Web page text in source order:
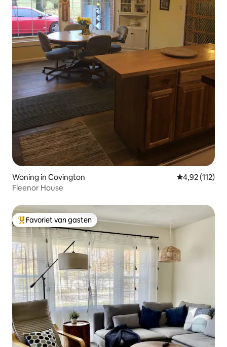
Woning in Covington Gemiddelde
4,92 (112)
Fleenor House
Topfavoriet van gasten
Favoriet van gasten